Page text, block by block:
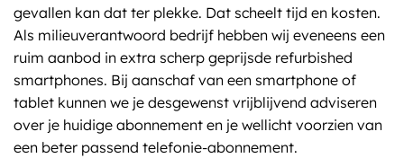
gevallen kan dat ter plekke. Dat scheelt tijd en kosten.
Als milieuverantwoord bedrijf hebben wij eveneens een
ruim aanbod in extra scherp geprijsde refurbished
smartphones. Bij aanschaf van een smartphone of
tablet kunnen we je desgewenst vrijblijvend adviseren
over je huidige abonnement en je wellicht voorzien van
een beter passend telefonie-abonnement.